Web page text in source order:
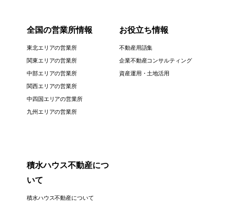
全国の営業所情報
東北エリアの営業所
関東エリアの営業所
中部エリアの営業所
関西エリアの営業所
中四国エリアの営業所
九州エリアの営業所
お役立ち情報
不動産用語集
企業不動産コンサルティング
資産運用・土地活用
積水ハウス不動産につ
いて
積水ハウス不動産について